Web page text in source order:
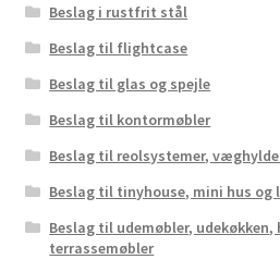
Beslag i rustfrit stål
Beslag til flightcase
Beslag til glas og spejle
Beslag til kontormøbler
Beslag til reolsystemer,
Beslag til tinyhouse, mini hus og
Beslag til udemøbler, udekøkken,
terrassemøbler